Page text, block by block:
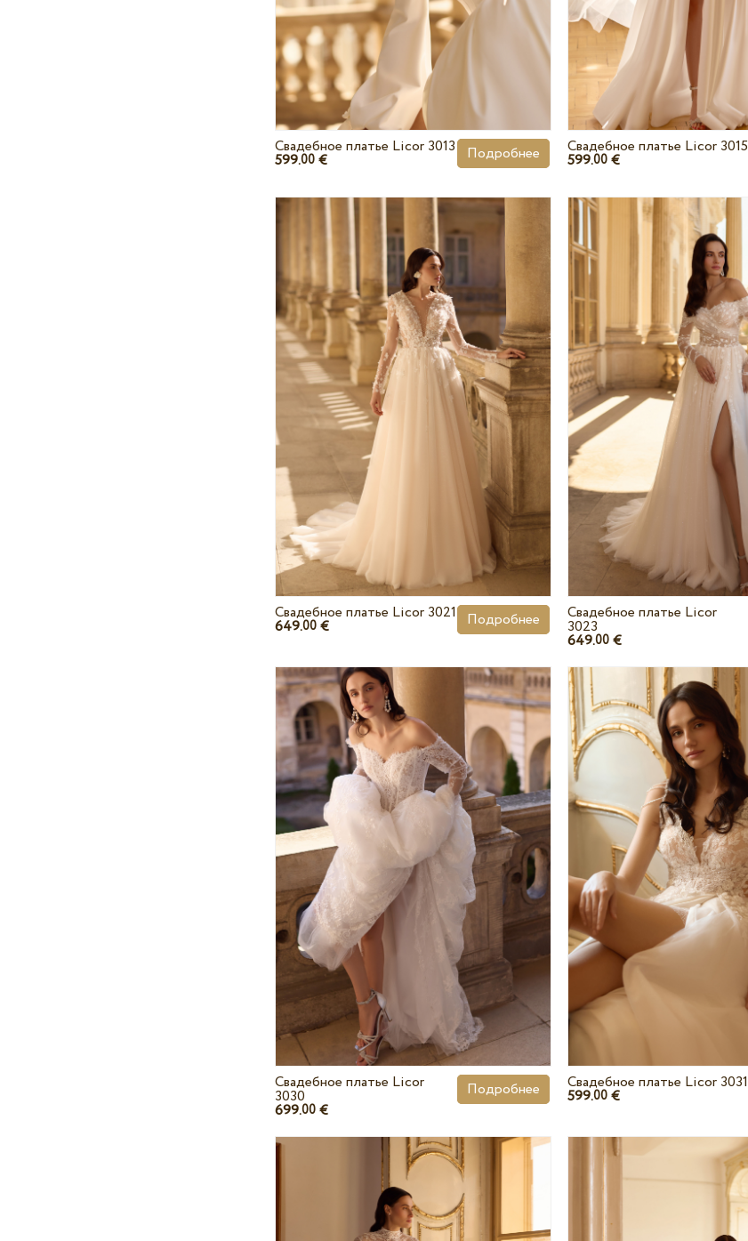
Свадебное платье Licor 3013
599.00 € Подробнее Свадебное платье Licor 3015
599.00 €
Свадебное платье Licor 3021
649.00 € Подробнее Свадебное платье Licor
3023
649.00 €
Свадебное платье Licor
3030
699.00 €
Подробнее Свадебное платье Licor 3031
599.00 €